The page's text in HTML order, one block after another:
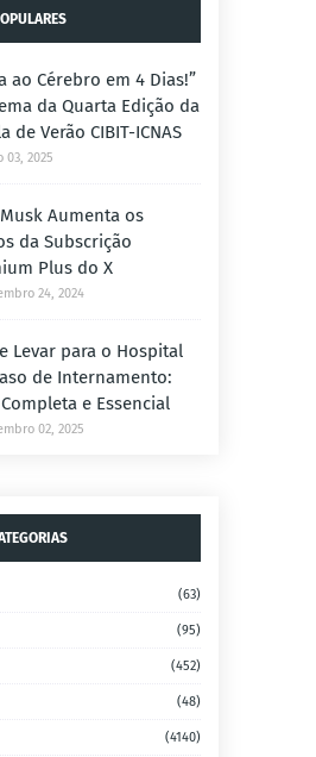
ao Cérebro em 4 Dias!”
da Quarta Edição da
de Verão CIBIT-ICNAS
03, 2025
Aumenta os
da Subscrição
Plus do X
24, 2024
Levar para o Hospital
de Internamento:
e Essencial
02, 2025
(63)
(95)
(452)
(48)
(4140)